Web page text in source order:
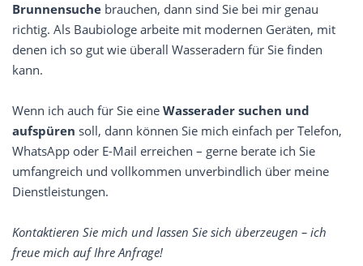
Brunnensuche brauchen, dann sind Sie bei mir genau
richtig. Als Baubiologe arbeite mit modernen Geräten, mit
denen ich so gut wie überall Wasseradern für Sie finden
kann.
Wenn ich auch für Sie eine Wasserader suchen und
aufspüren soll, dann können Sie mich einfach per Telefon,
WhatsApp oder E-Mail erreichen – gerne berate ich Sie
umfangreich und vollkommen unverbindlich über meine
Dienstleistungen.
Kontaktieren Sie mich und lassen Sie sich überzeugen – ich
freue mich auf Ihre Anfrage!